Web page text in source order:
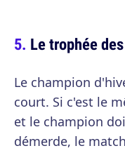
Le trophée
Le champion
court. Si c'est le
et le champion
démerde, le